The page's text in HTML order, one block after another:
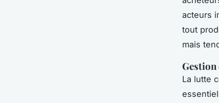
acteurs
tout
mais
La lutte